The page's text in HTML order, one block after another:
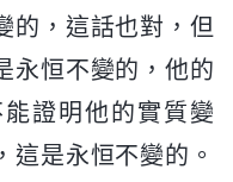
的，這話也對，但
永恒不變的，他的
證明他的實質變
這是永恒不變的。